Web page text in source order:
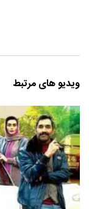
ویدیو های مرتبط